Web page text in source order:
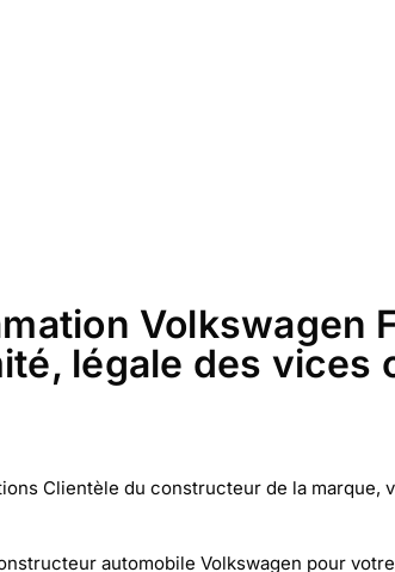
Volkswagen
légale des vices
Clientèle du constructeur de la marque,
automobile Volkswagen pour